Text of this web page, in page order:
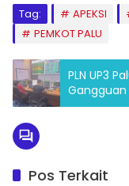
Tag: APEKSI
PEMKOT PALU
PLN UP3
Gangguan
Pos Terkait